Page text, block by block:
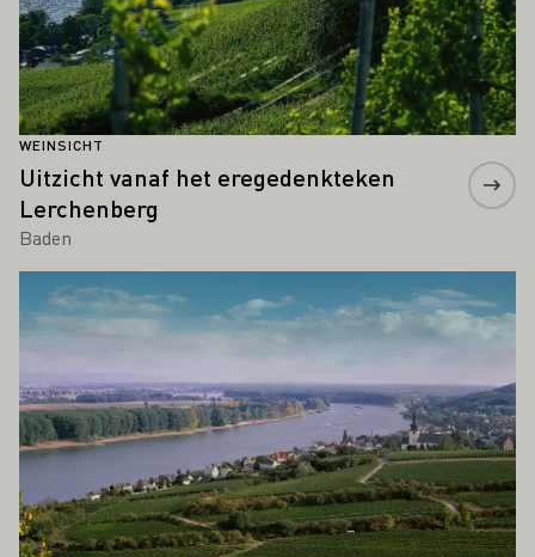
WEINSICHT
Uitzicht vanaf het eregedenkteken
Lerchenberg
Baden
Meer informatie